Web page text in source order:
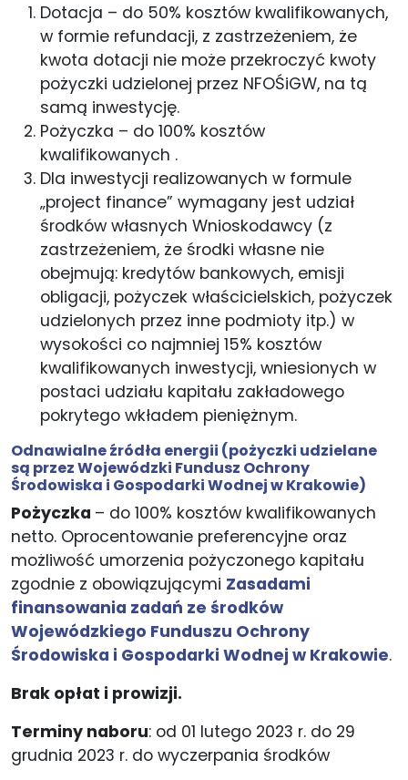
Dotacja – do 50% kosztów kwalifikowanych,
w formie refundacji, z zastrzeżeniem, że
kwota dotacji nie może przekroczyć kwoty
pożyczki udzielonej przez NFOŚiGW, na tą
samą inwestycję.
Pożyczka – do 100% kosztów
kwalifikowanych .
Dla inwestycji realizowanych w formule
„project finance” wymagany jest udział
środków własnych Wnioskodawcy (z
zastrzeżeniem, że środki własne nie
obejmują: kredytów bankowych, emisji
obligacji, pożyczek właścicielskich, pożyczek
udzielonych przez inne podmioty itp.) w
wysokości co najmniej 15% kosztów
kwalifikowanych inwestycji, wniesionych w
postaci udziału kapitału zakładowego
pokrytego wkładem pieniężnym.
Odnawialne​ źródła​ ​energii (pożyczki udzielane
są przez Wojewódzki Fundusz Ochrony
Środowiska i Gospodarki Wodnej w Krakowie)
Pożyczka – do 100% kosztów kwalifikowanych
netto. Oprocentowanie preferencyjne oraz
możliwość umorzenia pożyczonego kapitału
zgodnie z obowiązującymi Zasadami
finansowania zadań ze środków
Wojewódzkiego Funduszu Ochrony
Środowiska i Gospodarki Wodnej w Krakowie.
Brak opłat i prowizji.
Terminy naboru: od 01 lutego 2023 r. do 29
grudnia 2023 r. do wyczerpania środków